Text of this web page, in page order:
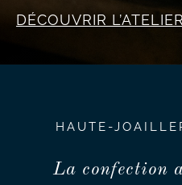
DÉCOUVRIR L’ATELIER
HAUTE-
La confection